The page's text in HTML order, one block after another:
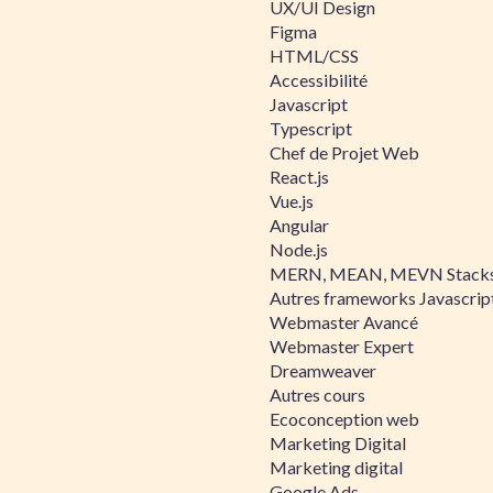
UX/UI Design
Figma
HTML/CSS
Accessibilité
Javascript
Typescript
Chef de Projet Web
React.js
Vue.js
Angular
Node.js
MERN, MEAN, MEVN
Autres frameworks
Webmaster Avancé
Webmaster Expert
Dreamweaver
Autres cours
Ecoconception web
Marketing Digital
Marketing digital